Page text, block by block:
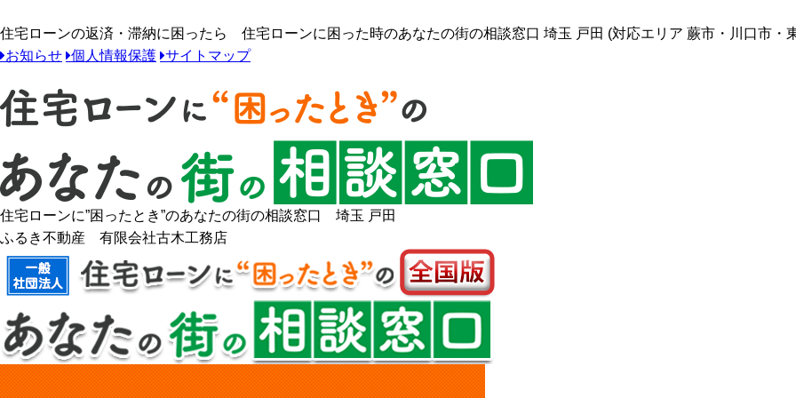
住宅ローンの返済・滞納に困ったら 住宅ローンに困った時のあなたの街の相談窓口 埼玉 戸田 (対応エリア 蕨市・川口市・
お知らせ 個人情報保護 サイトマップ
住宅ローンに”困ったとき”のあなたの街の相談窓口 埼玉 戸田
ふるき不動産 有限会社古木工務店